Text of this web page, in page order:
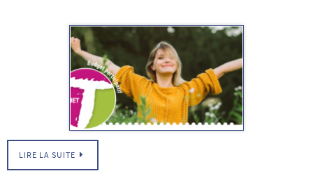
LIRE LA SUITE